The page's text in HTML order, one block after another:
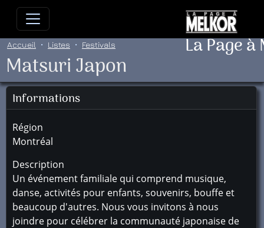
Allez directement au contenu
La Page
Accueil Listes Festivals
Matsuri Japon
Informations
Région
Montréal
Description
Un événement familiale qui comprend musique,
danse, activités pour enfants, souvenirs, bouffe et
beaucoup d'autres. Nous vous invitons à nous
joindre pour célébrer la communauté japonaise de